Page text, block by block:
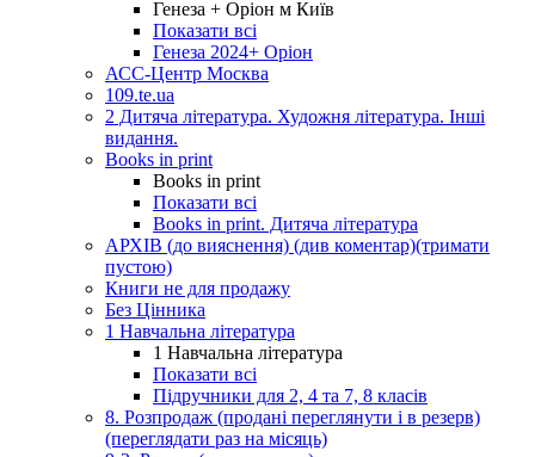
Генеза + Оріон м Київ
Показати всі
Генеза 2024+ Оріон
АСС-Центр Москва
109.te.ua
2 Дитяча література. Художня література. Інші
видання.
Books in print
Books in print
Показати всі
Books in print. Дитяча література
АРХІВ (до вияснення) (див коментар)(тримати
пустою)
Книги не для продажу
Без Цінника
1 Навчальна література
1 Навчальна література
Показати всі
Підручники для 2, 4 та 7, 8 класів
8. Розпродаж (продані переглянути і в резерв)
(переглядати раз на місяць)